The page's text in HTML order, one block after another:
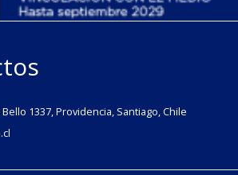
1337, Providencia, Santiago, Chile